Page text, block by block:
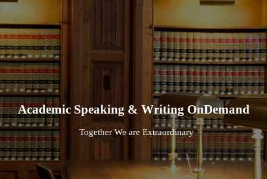
Academic Speaking & Writing OnDemand
Together We are Extraordinary